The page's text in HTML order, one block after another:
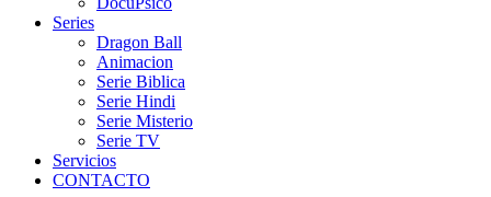
Series
Dragon Ball
Animacion
Serie Biblica
Serie Hindi
Serie Misterio
Serie TV
Servicios
CONTACTO